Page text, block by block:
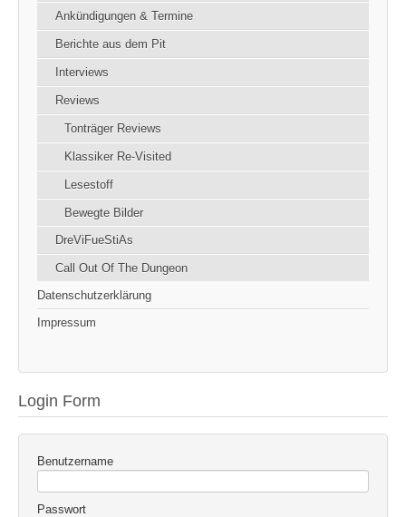
Ankündigungen & Termine
Berichte aus dem Pit
Interviews
Reviews
Tonträger Reviews
Klassiker Re-Visited
Lesestoff
Bewegte Bilder
DreViFueStiAs
Call Out Of The Dungeon
Datenschutzerklärung
Impressum
Login Form
Benutzername
Passwort